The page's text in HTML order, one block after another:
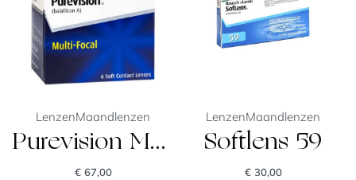
LenzenMaandlenzen
Purevision Multifocal
€67,00
LenzenMaandlenzen
Softlens 59
€30,00